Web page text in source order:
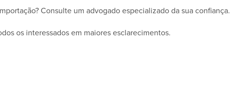
Consulte um advogado especializado da sua confiança.
os interessados em maiores esclarecimentos.